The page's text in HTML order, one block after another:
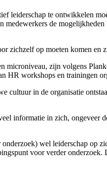
leiderschap te ontwikkelen
medewerkers de
zichzelf op moeten komen
microniveau, zijn volgens
HR workshops en trainingen
cultuur in de organisatie
informatie in zich, ongeveer
onderzoek) wel leiderschap op
voor verder